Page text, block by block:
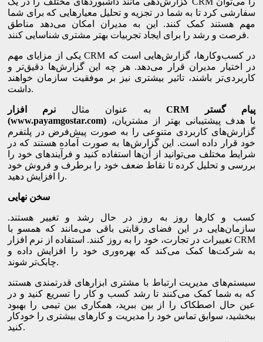
سفارشی کرد تا به شما در تجزیه و تحلیل معیارهایی که برای شما
مهم هستند کمک کنند. این به مدیران امکان می‌دهد مناطق
فرصت و رشد را برای ایجاد تجربیات بهتر مشتری شناسایی کنند.
یکی از مزایای مهم CRM در کسب‌وکارها، گزارش‌هایی است که
در اختیار مدیران قرار می‌دهد. هر چه این گزارش‌ها دقیق‌تر و
کاربردی‌تر باشند، تاثیر بیشتری نیز بر موفقیت سازمان خواهند
داشت.
به عنوان مثال نرم افزار CRM
پیام گستر
(www.payamgostar.com)
گزارش‌های کاربردی متنوعی را به صورت پیش‌فرض در پلتفرم
خود قرار داده است. این گزارش‌ها به صورت آماده هستند که در
شرایط مختلف می‌توانید از آن‌ها استفاده کنید و فرآیندهای خود را
بررسی و تحلیل کرده تا نقاط ضعف خود را برطرف و فروش خود
را افزایش دهید.
سخن نهایی
کسب و کارها روز به روز در حال رشد و تغییر هستند.
سازمان‌هایی در این فضای رقابتی باقی می‌مانند که همسو با
تغییرات در تجارت، خود را به روز کنند. استفاده از نرم ‌افزار CRM
به شرکت‌ها کمک می‌کند که بهره‌وری خود را افزایش داده و
چابک‌تر شوند.
سیستم‌های مدیریت ارتباط با مشتری ابزارهای قدرتمندی هستند
که به شما کمک می‌کنند تا رشد کسب و کار را تسریع کنید و در
عین حال اصطکاک را از بین ببرید، همکاری بین تیمی را بهبود
ببخشید، سوابق تماس خود را مدیریت و کارهای بیشتری را خودکار
کنید.